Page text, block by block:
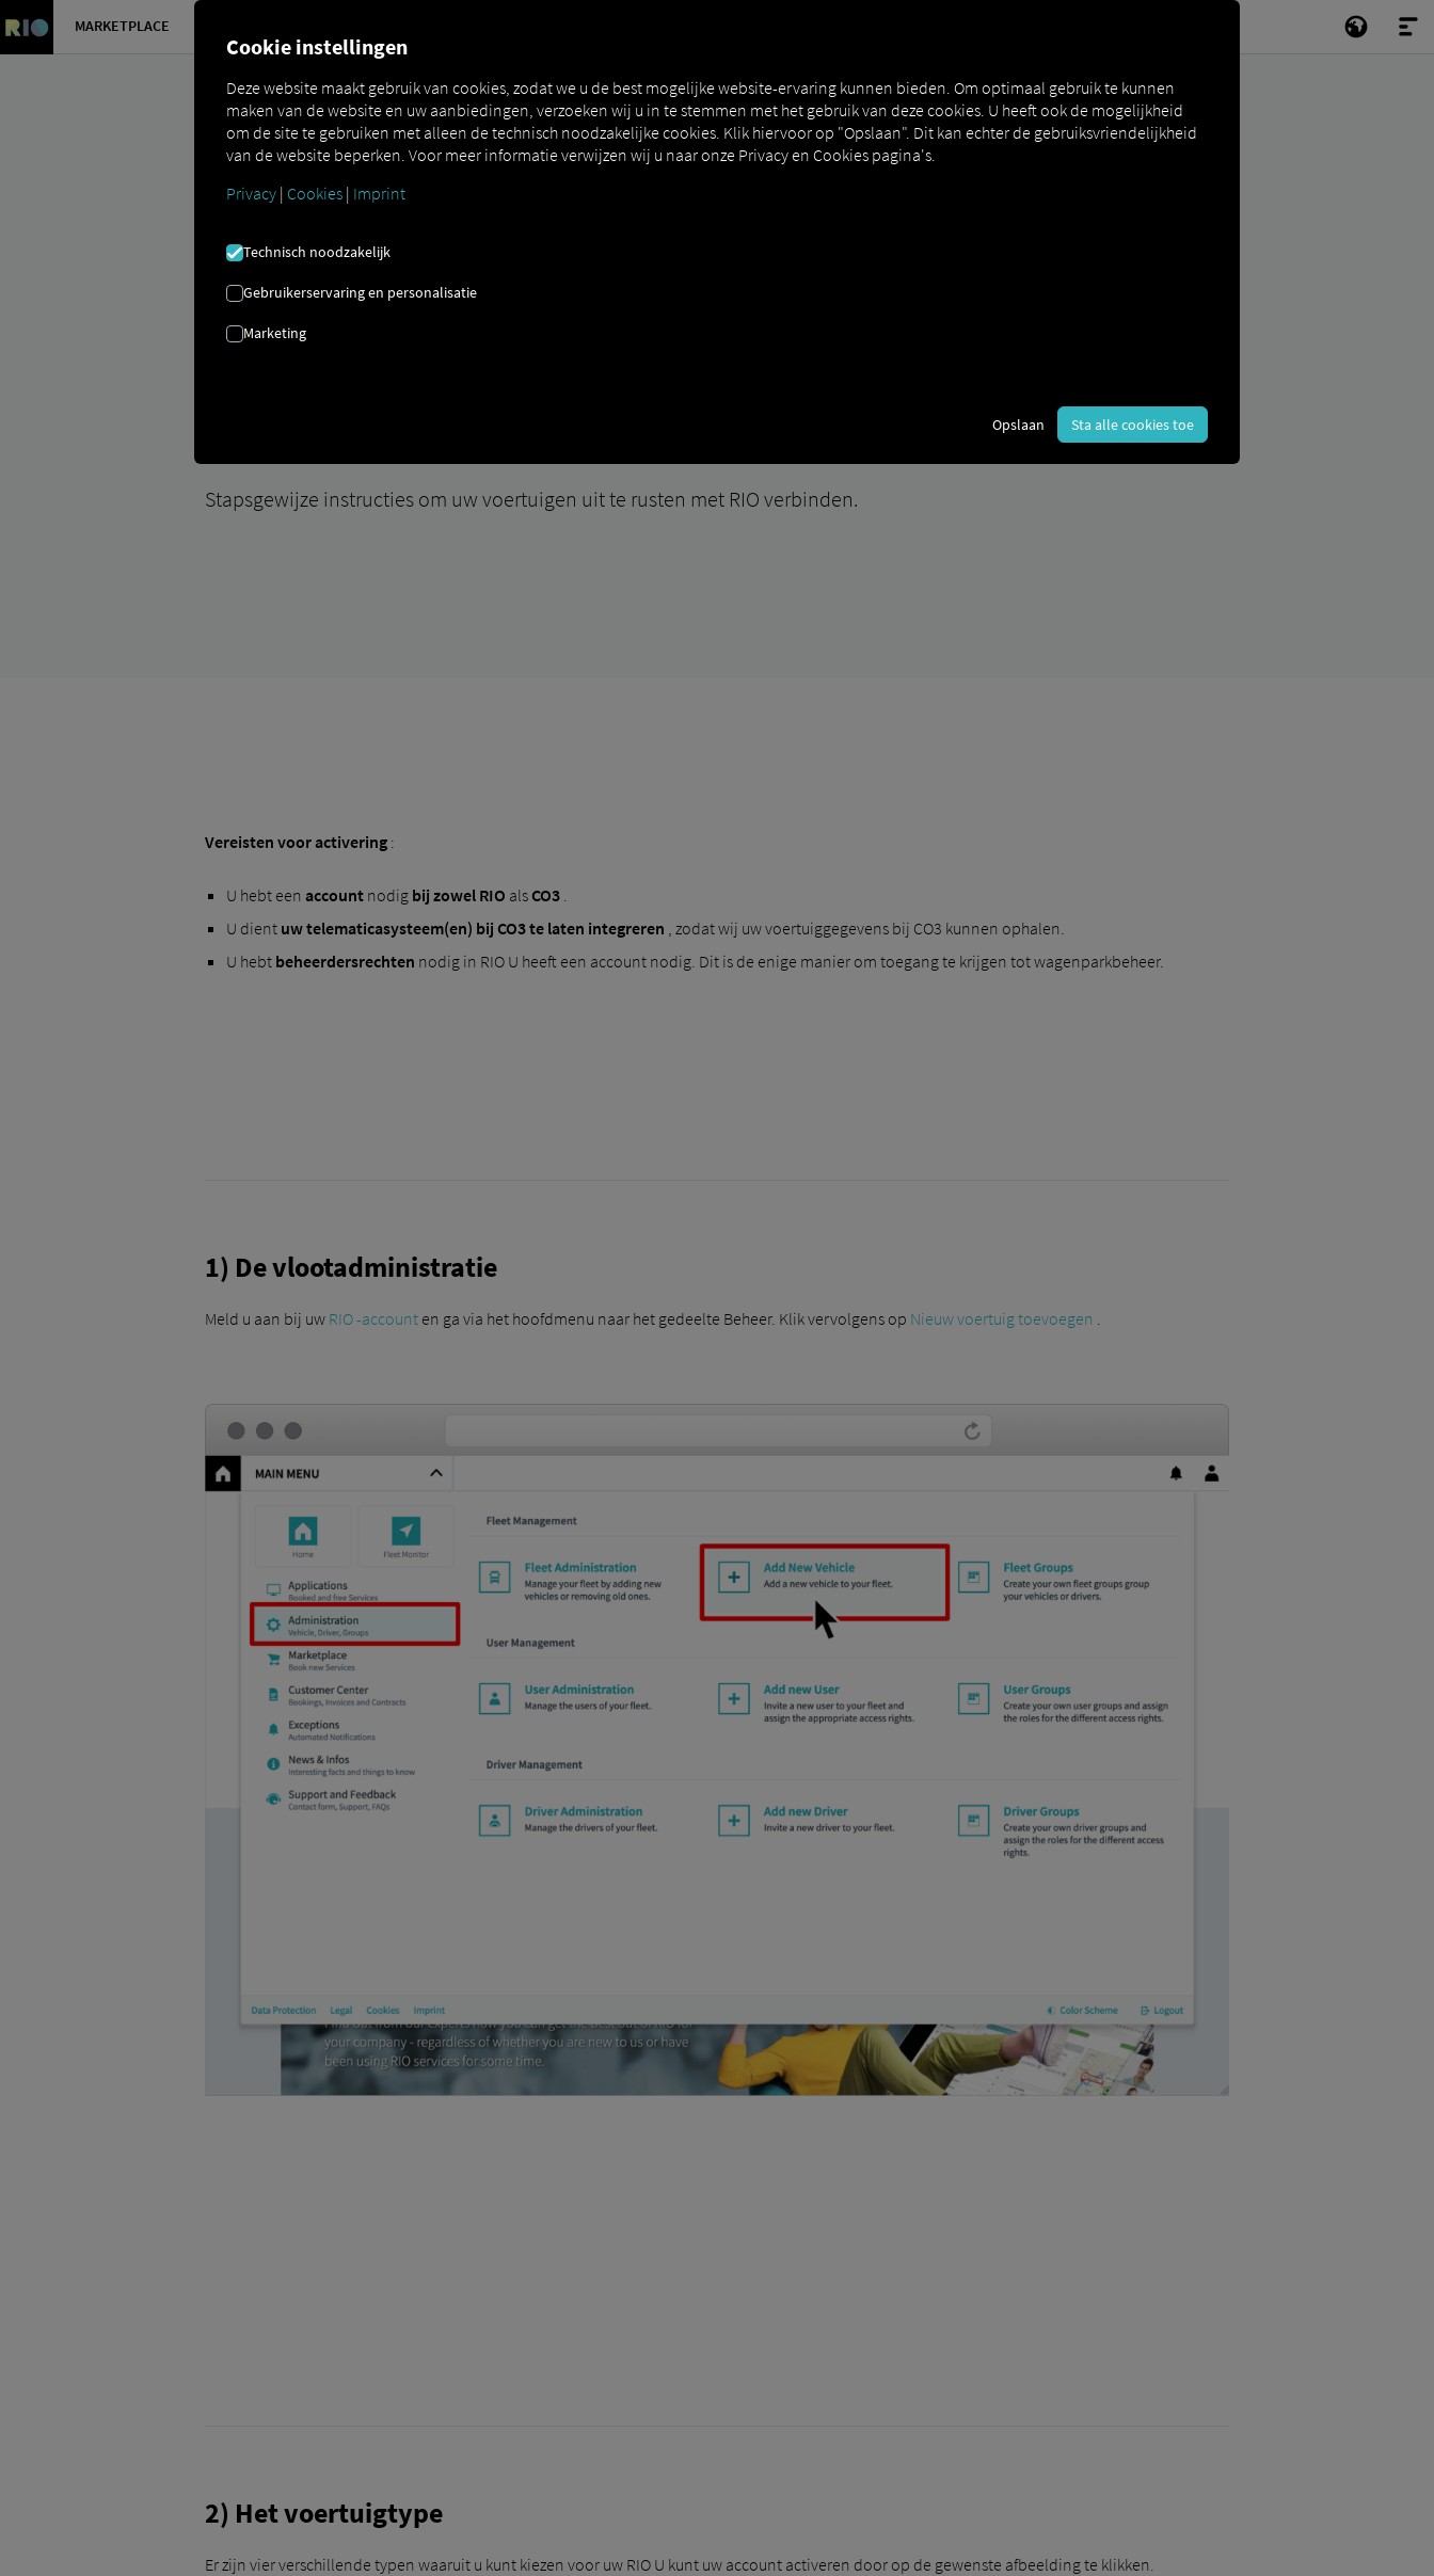
MARKETPLACE
Stapsgewijze instructies om uw voertuigen uit te rusten met RIO verbinden.
Vereisten voor activering :
U hebt een account nodig bij zowel RIO als CO3
U dient uw telematicasysteem(en) bij CO3 te laten integreren , zodat wij uw voertuiggegevens bij CO3 kunnen ophalen.
U hebt beheerdersrechten nodig in RIO U heeft een account nodig. Dit is de enige manier om toegang te krijgen tot wagenparkbeheer.
1) De vlootadministratie
Meld u aan bij uw RIO -account en ga via het hoofdmenu naar het gedeelte Beheer. Klik vervolgens op Nieuw voertuig toevoegen
2) Het voertuigtype
Er zijn vier verschillende typen waaruit u kunt kiezen voor uw RIO U kunt uw account activeren door op de gewenste afbeelding te klikken.
Cookie instellingen
Deze website maakt gebruik van cookies, zodat we u de best mogelijke website-ervaring kunnen bieden. Om optimaal gebruik te kunnen
maken van de website en uw aanbiedingen, verzoeken wij u in te stemmen met het gebruik van deze cookies. U heeft ook de mogelijkheid
om de site te gebruiken met alleen de technisch noodzakelijke cookies. Klik hiervoor op "Opslaan". Dit kan echter de gebruiksvriendelijkheid
van de website beperken. Voor meer informatie verwijzen wij u naar onze Privacy en Cookies pagina's.
Privacy | Cookies | Imprint
Technisch noodzakelijk
Gebruikerservaring en personalisatie
Marketing
Opslaan Sta alle cookies toe